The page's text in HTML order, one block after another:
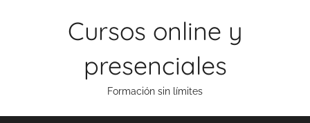
Cursos online y
presenciales
Formación sin límites